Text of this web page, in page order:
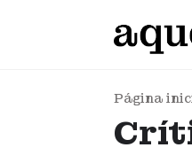
Página